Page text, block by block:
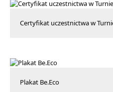
Certyfikat uczestnictwa w
Plakat Be.Eco